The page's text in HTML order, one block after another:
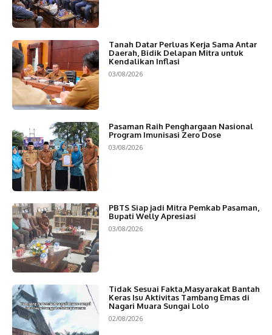
Tanah Datar Perluas Kerja Sama Antar
Daerah, Bidik Delapan Mitra untuk
Kendalikan Inflasi
03/08/2026
Pasaman Raih Penghargaan Nasional
Program Imunisasi Zero Dose
03/08/2026
PBTS Siap jadi Mitra Pemkab Pasaman,
Bupati Welly Apresiasi
03/08/2026
Tidak Sesuai Fakta,Masyarakat Bantah
Keras Isu Aktivitas Tambang Emas di
Nagari Muara Sungai Lolo
02/08/2026